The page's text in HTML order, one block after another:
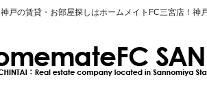
神戸の賃貸・お部屋探しはホームメイトFC三宮店！神